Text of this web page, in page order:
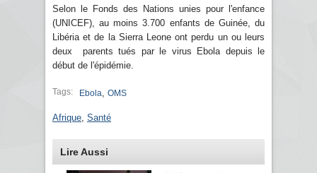
Selon le Fonds des Nations unies pour l'enfance
(UNICEF), au moins 3.700 enfants de Guinée, du
Libéria et de la Sierra Leone ont perdu un ou leurs
deux parents tués par le virus Ebola depuis le
début de l'épidémie.
Tags: Ebola OMS
Afrique Santé
Lire Aussi